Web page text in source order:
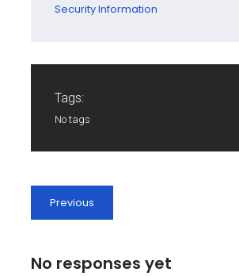
Security Information
Tags:
No tags
Previous
No responses yet